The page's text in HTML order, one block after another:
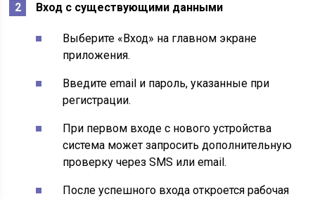
Вход с существующими данными
Выберите «Вход» на главном экране
приложения.
Введите email и пароль, указанные при
регистрации.
При первом входе с нового устройства
система может запросить дополнительную
проверку через SMS или email.
После успешного входа откроется рабочая